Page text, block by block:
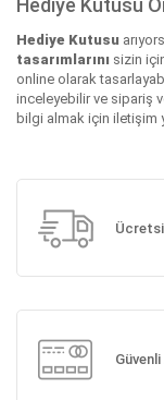
Hediye Kutusu
tasarımlarını sizin
online olarak
inceleyebilir ve sipariş
bilgi almak için iletişim